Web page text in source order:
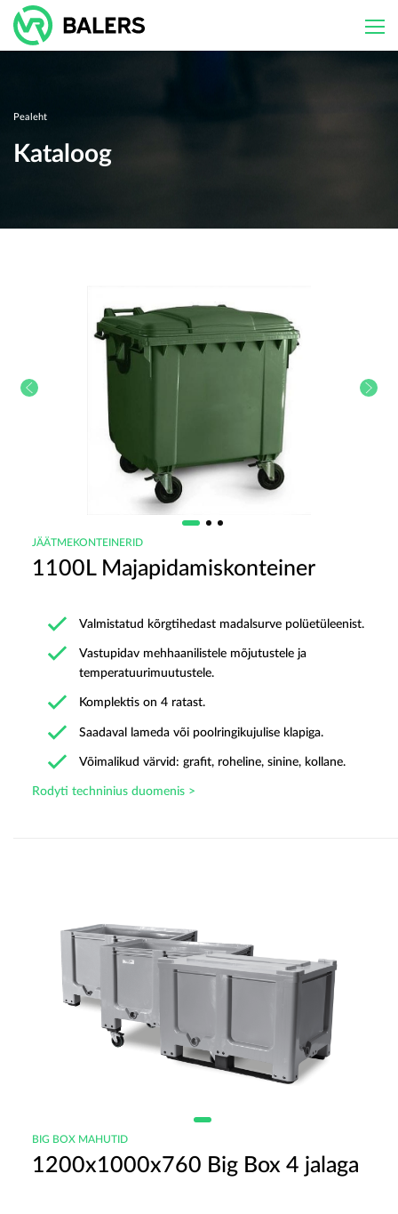
Skip
content
Pealeht
Kataloog
JÄÄTMEKONTEINERID
1100L Majapidamiskonteiner
Valmistatud kõrgtihedast madalsurve polüetüleenist.
Vastupidav mehhaanilistele mõjutustele ja
temperatuurimuutustele.
Komplektis on 4 ratast.
Saadaval lameda või poolringikujulise klapiga.
Võimalikud värvid: grafit, roheline, sinine, kollane.
Rodyti techninius duomenis >
BIG BOX MAHUTID
1200x1000x760 Big Box 4 jalaga